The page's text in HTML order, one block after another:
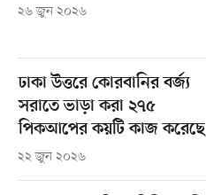
২৬ জুন ২০২৬
ঢাকা উত্তরে কোরবানির বর্জ্য
সরাতে ভাড়া করা ২৭৫
পিকআপের কয়টি কাজ করেছে
২২ জুন ২০২৬